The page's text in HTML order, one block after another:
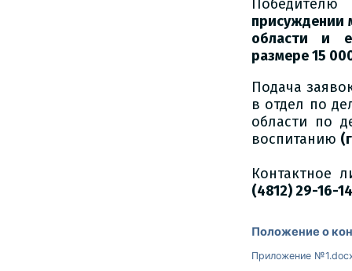
присуждении
области и
размере 15
Подача
в отдел по
области по
воспитанию
Контактное
(4812) 29-16-
Положение о
Приложение